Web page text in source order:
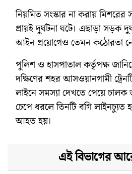
নিয়মিত সংস্কার না করায়
প্রায়ই দুর্ঘটনা ঘটে। এছাড়া সড়ক
আইন প্রয়োগেও তেমন কঠোরতা
পুলিশ ও হাসপাতাল কর্তৃপক্ষ
দক্ষিণের শহর আসওয়ানগামী
লাইনে সমস্যা দেখতে পেয়ে চালক
চেপে ধরলে তিনটি বগি লাইনচ্যুত
আহত হয়।
এই বিভাগের